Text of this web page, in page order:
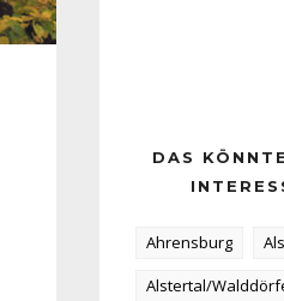
DAS
Ahrensburg
Alstertal/